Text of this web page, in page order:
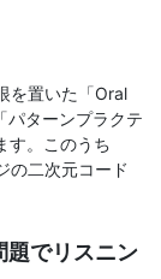
を置いた「Oral
パターンプラクテ
す。このうち
の二次元コード
題でリスニン